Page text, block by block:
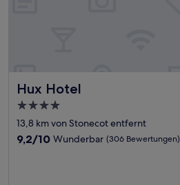
Hux Hotel
Hux Hotel
4.0-
Sterne-
Unterkunft
13,8 km von Stonecot entfernt
9.2
9,2/10 Wunderbar (306 Bewertungen)